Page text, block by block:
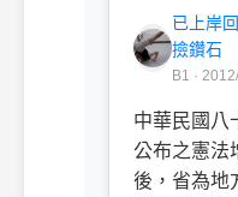
已上岸
撿鑽石
B1 ·
中華民國八
公布之憲法
後，省為地